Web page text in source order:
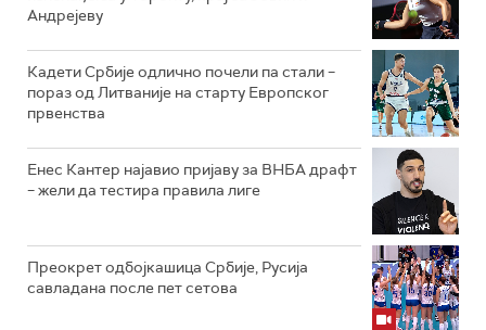
Андрејеву
Кадети Србије одлично почели па стали –
пораз од Литваније на старту Европског
првенства
Енес Кантер најавио пријаву за ВНБА драфт
– жели да тестира правила лиге
Преокрет одбојкашица Србије, Русија
савладана после пет сетова